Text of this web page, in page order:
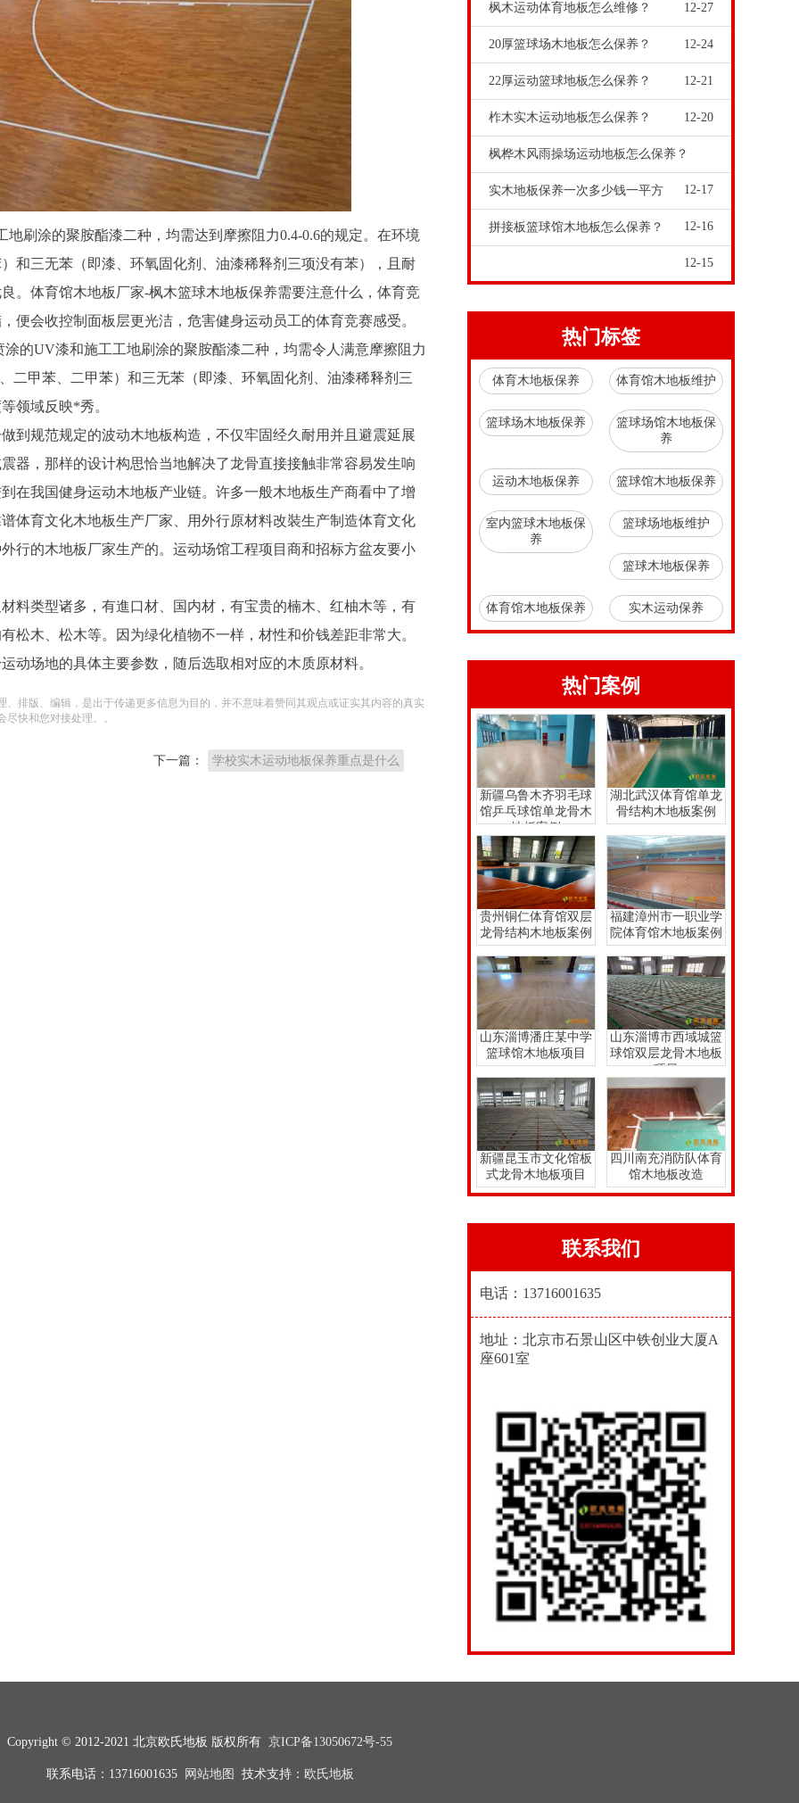
刷涂的聚胺酯漆二种，均需达到摩擦阻力0.4-0.6的规定。在环境
和三无苯（即漆、环氧固化剂、油漆稀释剂三项没有苯），且耐
。体育馆木地板厂家-枫木篮球木地板保养需要注意什么，体育竞
便会收控制面板层更光洁，危害健身运动员工的体育竞赛感受。
的UV漆和施工工地刷涂的聚胺酯漆二种，均需令人满意摩擦阻力
二甲苯、二甲苯）和三无苯（即漆、环氧固化剂、油漆稀释剂三
领域反映*秀。
到规范规定的波动木地板构造，不仅牢固经久耐用并且避震延展
器，那样的设计构思恰当地解决了龙骨直接接触非常容易发生响
在我国健身运动木地板产业链。许多一般木地板生产商看中了增
体育文化木地板生产厂家、用外行原材料改裝生产制造体育文化
行的木地板厂家生产的。运动场馆工程项目商和招标方盆友要小
料类型诸多，有進口材、国内材，有宝贵的楠木、红柚木等，有
松木、松木等。因为绿化植物不一样，材性和价钱差距非常大。
动场地的具体主要参数，随后选取相对应的木质原材料。
排版、编辑，是出于传递更多信息为目的，并不意味着赞同其观点或证实其内容的真实
快和您对接处理。。
下一篇： 学校实木运动地板保养重点是什么
枫木运动体育地板怎么维修？ 12-27
20厚篮球场木地板怎么保养？ 12-24
22厚运动篮球地板怎么保养？ 12-21
柞木实木运动地板怎么保养？ 12-20
枫桦木风雨操场运动地板怎么保养？
12-17
实木地板保养一次多少钱一平方
12-16
拼接板篮球馆木地板怎么保养？
12-15
热门标签
体育木地板保养 体育馆木地板维护
篮球场木地板保养
篮球场馆木地板保
养
运动木地板保养 篮球馆木地板保养
室内篮球木地板保
养
篮球场地板维护
篮球木地板保养
体育馆木地板保养 实木运动保养
热门案例
新疆乌鲁木齐羽毛球
馆乒乓球馆单龙骨木
地板案例
湖北武汉体育馆单龙
骨结构木地板案例
贵州铜仁体育馆双层
龙骨结构木地板案例
福建漳州市一职业学
院体育馆木地板案例
山东淄博潘庄某中学
篮球馆木地板项目
山东淄博市西域城篮
球馆双层龙骨木地板
项目
新疆昆玉市文化馆板
式龙骨木地板项目
四川南充消防队体育
馆木地板改造
联系我们
电话：13716001635
地址：北京市石景山区中铁创业大厦A
座601室
Copyright © 2012-2021 北京欧氏地板 版权所有 京ICP备13050672号-55
联系电话：13716001635 网站地图 技术支持： 欧氏地板